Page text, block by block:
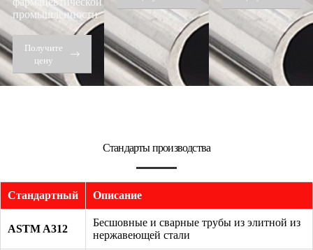
промышленности
Получите
цену
Стандарты производства
Стандартный Описание
ASTM A312
Бесшовные и сварные трубы из элитной из
нержавеющей стали